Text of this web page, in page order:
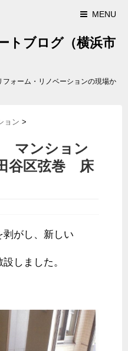
MENU
トブログ（横浜市
ォーム・リノベーションの現場か
ョン >
マンション
谷区弦巻 床
剥がし、新しい
しました。